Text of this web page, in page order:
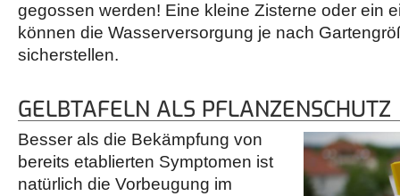
gegossen werden! Eine kleine Zisterne oder ein
können die Wasserversorgung je nach
sicherstellen.
GELBTAFELN ALS PFLANZENSCHUTZ
Besser als die Bekämpfung von
bereits etablierten Symptomen ist
natürlich die Vorbeugung im